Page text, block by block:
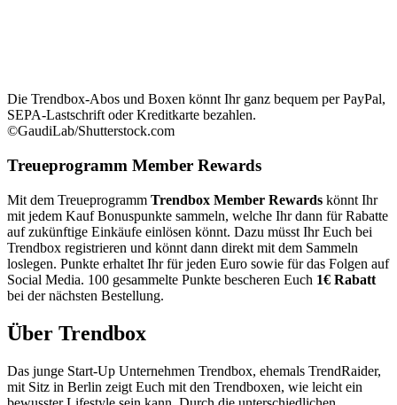
Die Trendbox-Abos und Boxen könnt Ihr ganz bequem per PayPal,
SEPA-Lastschrift oder Kreditkarte bezahlen.
©GaudiLab/Shutterstock.com
Treueprogramm Member Rewards
Mit dem Treueprogramm Trendbox Member Rewards könnt Ihr
mit jedem Kauf Bonuspunkte sammeln, welche Ihr dann für Rabatte
auf zukünftige Einkäufe einlösen könnt. Dazu müsst Ihr Euch bei
Trendbox registrieren und könnt dann direkt mit dem Sammeln
loslegen. Punkte erhaltet Ihr für jeden Euro sowie für das Folgen auf
Social Media. 100 gesammelte Punkte bescheren Euch 1€ Rabatt
bei der nächsten Bestellung.
Über Trendbox
Das junge Start-Up Unternehmen Trendbox, ehemals TrendRaider,
mit Sitz in Berlin zeigt Euch mit den Trendboxen, wie leicht ein